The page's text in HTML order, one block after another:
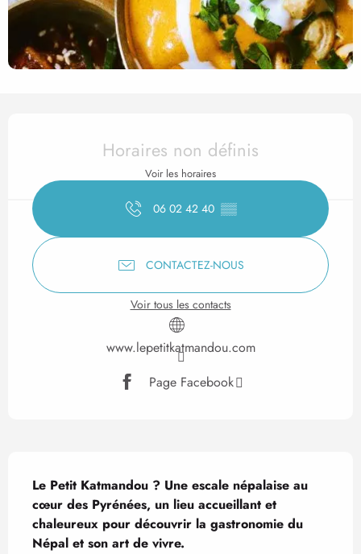
Ouverture et coordonnées
Horaires non définis
Voir les horaires
06 02 42 40 ▒▒
CONTACTEZ-NOUS
Voir tous les contacts
www.lepetitkatmandou.com
Page Facebook
Description
Le Petit Katmandou ? Une escale népalaise au
cœur des Pyrénées, un lieu accueillant et
chaleureux pour découvrir la gastronomie du
Népal et son art de vivre.